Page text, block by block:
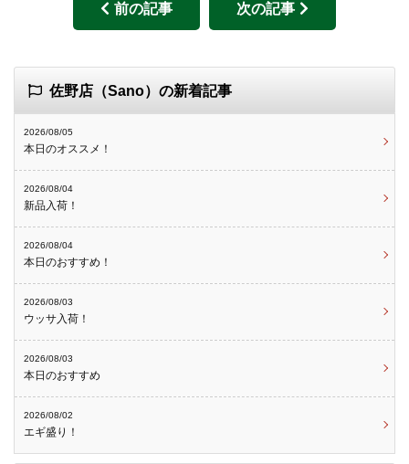
前の記事 次の記事
佐野店（Sano）の新着記事
2026/08/05
本日のオススメ！
2026/08/04
新品入荷！
2026/08/04
本日のおすすめ！
2026/08/03
ウッサ入荷！
2026/08/03
本日のおすすめ
2026/08/02
エギ盛り！